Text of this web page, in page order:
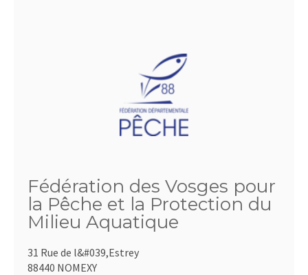
Fédération des Vosges pour
la Pêche et la Protection du
Milieu Aquatique
31 Rue de l&#039,Estrey
88440 NOMEXY